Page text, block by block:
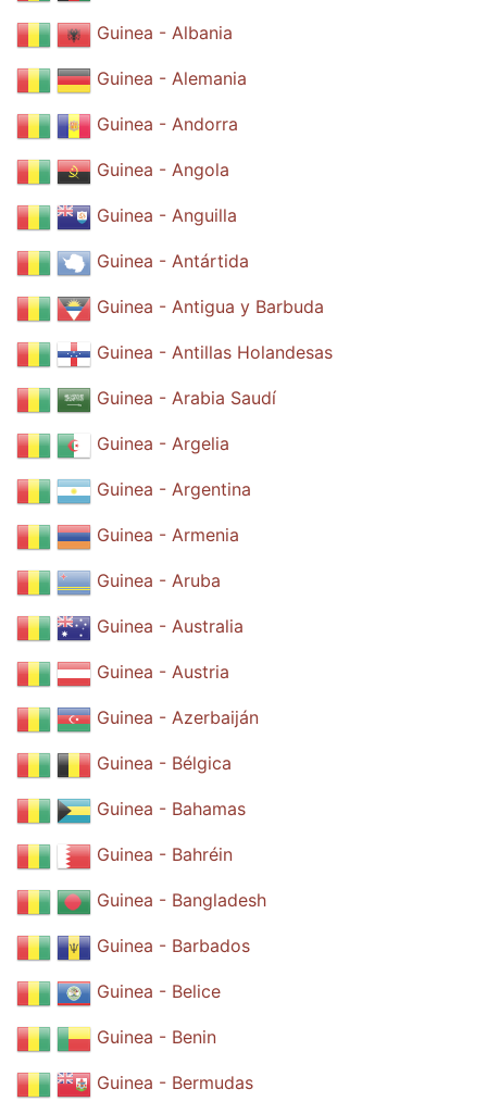
Guinea - Albania
Guinea - Alemania
Guinea - Andorra
Guinea - Angola
Guinea - Anguilla
Guinea - Antártida
Guinea - Antigua y Barbuda
Guinea - Antillas Holandesas
Guinea - Arabia Saudí
Guinea - Argelia
Guinea - Argentina
Guinea - Armenia
Guinea - Aruba
Guinea - Australia
Guinea - Austria
Guinea - Azerbaiján
Guinea - Bélgica
Guinea - Bahamas
Guinea - Bahréin
Guinea - Bangladesh
Guinea - Barbados
Guinea - Belice
Guinea - Benin
Guinea - Bermudas